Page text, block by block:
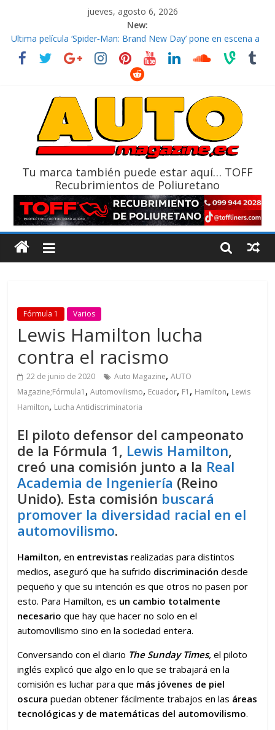
jueves, agosto 6, 2026
New:
El costo de tener un vehículo gana protagonismo a la hora de
decidir
Ultima película ‘Spider‑Man: Brand New Day’ pone en escena a
La Vuelta al Ecuador 2026, edición 47ª, recorre 7 provincias en 8
La FEDAK recibe 12 Sinotruk Bolden para cubrir las rutas de La
Tu marca también puede estar aquí… TOFF
Recubrimientos de Poliuretano
Fórmula 1 Varios
Lewis Hamilton lucha
contra el racismo
22 de junio de 2020 Auto Magazine,AUTO
Magazine;Fórmula1 ,Automovilismo, Ecuador, F1 , Hamilton, Lewis
Hamilton, Lucha Antidiscriminatoria
El piloto defensor del campeonato
de la Fórmula 1, Lewis Hamilton,
creó una comisión junto a la Real
Academia de Ingeniería (Reino
Unido). Esta comisión buscará
promover la diversidad racial en el
automovilismo.
Hamilton, en entrevistas realizadas para distintos
medios, aseguró que ha sufrido discriminación desde
pequeño y que su intención es que otros no pasen por
esto. Para Hamilton, es un cambio totalmente
necesario que hay que hacer no solo en el
automovilismo sino en la sociedad entera.
Conversando con el diario The Sunday Times,el piloto
inglés explicó que algo en lo que se trabajará en la
comisión es luchar para que más jóvenes de piel
oscura puedan obtener fácilmente trabajos en las áreas
tecnológicas y de matemáticas del automovilismo.